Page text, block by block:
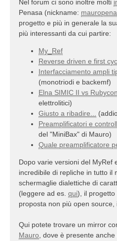
Nel forum ci sono inoltre molti
Penasa (nickname:
progetto e più in generale la
più interessanti da cui partire:
My_Ref
Reverse driven e first
Interfacciamento ampli
(monotriodi e backemf)
Elna SIMIC II vs
elettrolitici)
Giusto a ribadire...
Preamplificatori e
del "MiniBax" di Mauro)
Quale preamplificatore
Dopo varie versioni del MyRef
incredibile di repliche in tutto il
schermaglie dialettiche di
(leggere ad es. qui), il progetto
proposta non più open source,
Qui potete trovare un mirror
Mauro , dove è presente anche